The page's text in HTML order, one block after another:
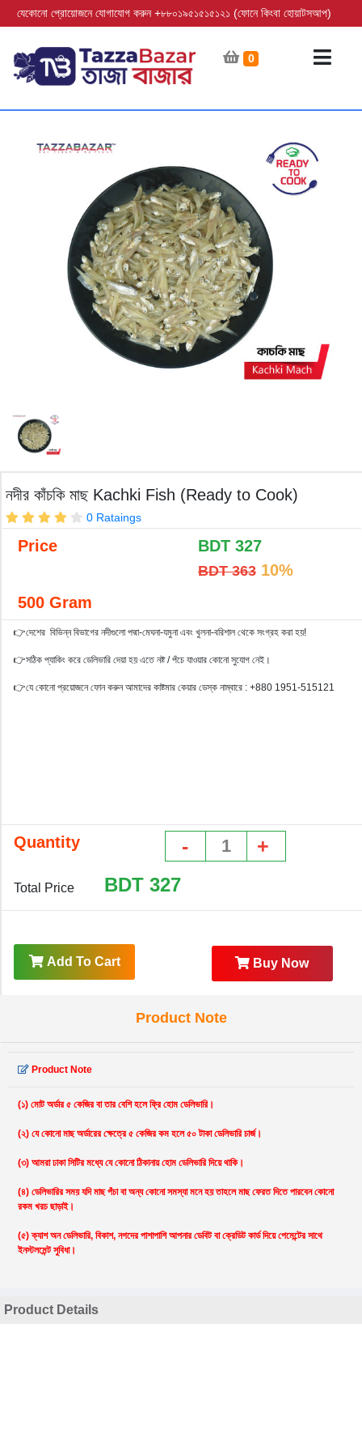
যেকোনো প্রোয়োজনে যোগাযোগ করুন +৮৮০১৯৫১৫১৫১২১ (ফোনে কিংবা হোয়াটসআপ)
0
নদীর কাঁচকি মাছ Kachki Fish (Ready to Cook)
0 Rataings
Price BDT 327
BDT 363 10%
500 Gram
👉দেশের বিভিন্ন বিভাগের নদীগুলো পদ্মা-মেঘনা-যমুনা এবং খুলনা-বরিশাল থেকে সংগ্রহ করা হয়!
👉সঠিক প্যাকিং করে ডেলিভারি দেয়া হয় এতে নষ্ট / পঁচে যাওয়ার কোনো সুযোগ নেই।
👉যে কোনো প্রয়োজনে ফোন করুন আমাদের কাষ্টমার কেয়ার ডেস্ক নাম্বারে : +880 1951-515121
Quantity - +
Total Price BDT 327
Add To Cart Buy Now
Product Note
Product Note
(১) মোট অর্ডার ৫ কেজির বা তার বেশি হলে ফ্রি হোম ডেলিভারি।
(২) যে কোনো মাছ অর্ডারের ক্ষেত্রে ৫ কেজির কম হলে ৫০ টাকা ডেলিভারি চার্জ।
(৩) আমরা ঢাকা সিটির মধ্যে যে কোনো ঠিকানায় হোম ডেলিভারি দিয়ে থাকি।
(৪) ডেলিভারির সময় যদি মাছ পঁচা বা অন্য কোনো সমস্যা মনে হয় তাহলে মাছ ফেরত দিতে পারবেন কোনো
রকম খরচ ছাড়াই।
(৫) ক্যাশ অন ডেলিভারি, বিকাশ, নগদের পাশাপাশি আপনার ডেবিট বা ক্রেডিট কার্ড দিয়ে পেমেন্টের সাথে
ইনস্টলমেন্ট সুবিধা।
Product Details